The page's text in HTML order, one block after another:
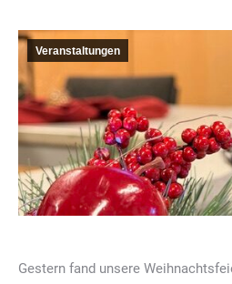
Veranstaltungen
Gestern fand unsere